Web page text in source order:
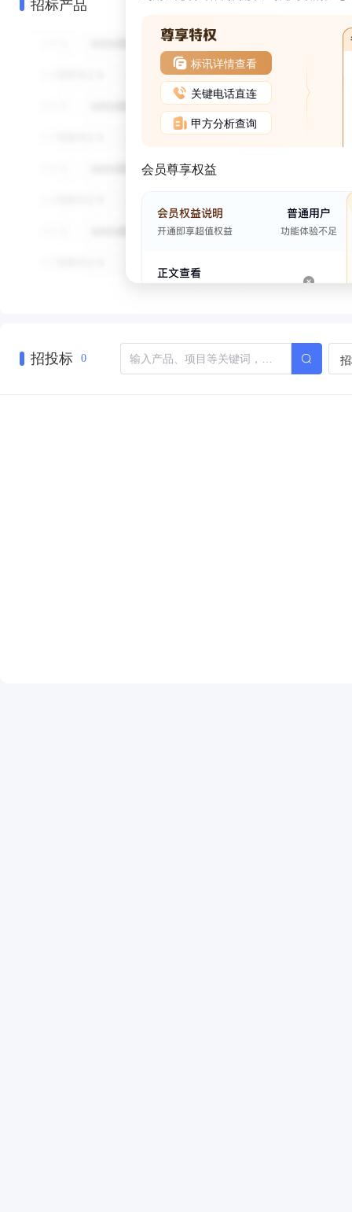
标讯详情查看
关键电话直连
甲方分析查询
会员尊享权益
招投标 0